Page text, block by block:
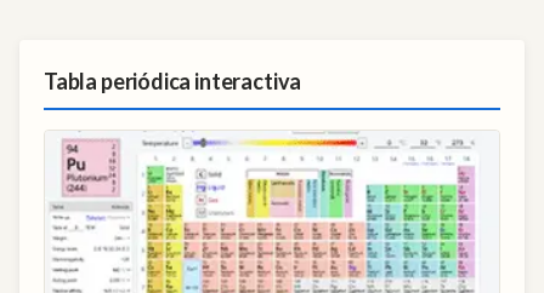
Tabla periódica interactiva